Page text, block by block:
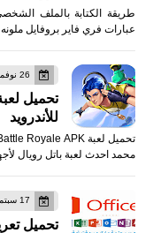
طريقة الكتابة بالملف
عبارات فري فاير بروفايل
26 نوفمبر 2022
للأندرويد
محمد احدث لعبة باتل رويال
17 سبتمبر 2019